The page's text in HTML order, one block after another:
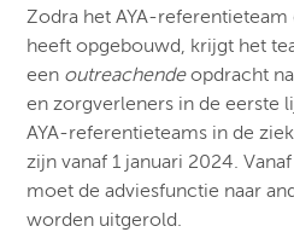
Zodra het AYA-
heeft opgebouwd, krijgt het
een outreachendeopdracht
en zorgverleners in de eerste
AYA-referentieteams in de
zijn vanaf 1 januari 2024.
moet de adviesfunctie naar
worden uitgerold. ​